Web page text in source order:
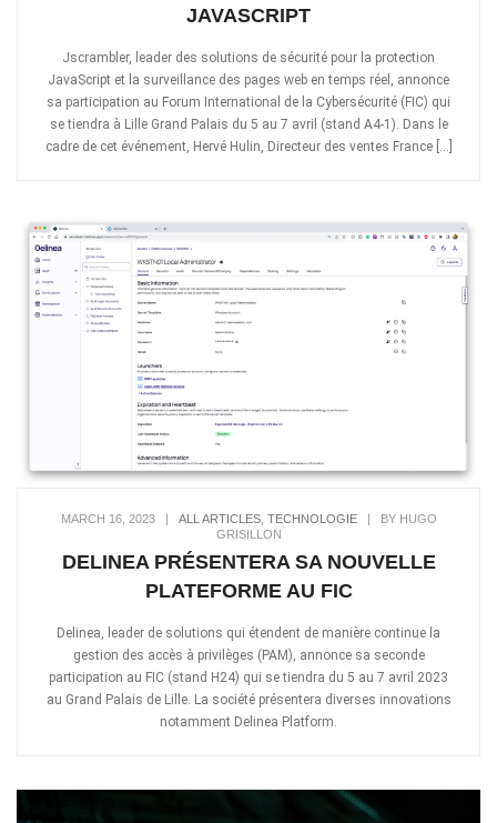
JAVASCRIPT
Jscrambler, leader des solutions de sécurité pour la protection
JavaScript et la surveillance des pages web en temps réel, annonce
sa participation au Forum International de la Cybersécurité (FIC) qui
se tiendra à Lille Grand Palais du 5 au 7 avril (stand A4-1). Dans le
cadre de cet événement, Hervé Hulin, Directeur des ventes France […]
MARCH 16, 2023| ALL ARTICLES, TECHNOLOGIE|
BY HUGO
GRISILLON
DELINEA PRÉSENTERA SA NOUVELLE
PLATEFORME AU FIC
Delinea, leader de solutions qui étendent de manière continue la
gestion des accès à privilèges (PAM), annonce sa seconde
participation au FIC (stand H24) qui se tiendra du 5 au 7 avril 2023
au Grand Palais de Lille. La société présentera diverses innovations
notamment Delinea Platform.